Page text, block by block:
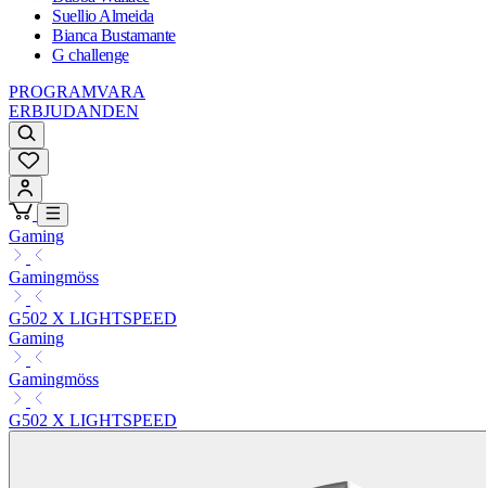
Suellio Almeida
Bianca Bustamante
G challenge
PROGRAMVARA
ERBJUDANDEN
Gaming
Gamingmöss
G502 X LIGHTSPEED
Gaming
Gamingmöss
G502 X LIGHTSPEED